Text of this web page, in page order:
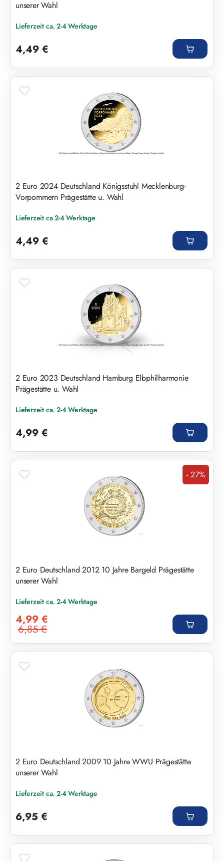
unserer Wahl
Lieferzeit ca. 2-4 Werktage
4,49 €
2 Euro 2024 Deutschland Königsstuhl Mecklenburg-
Vorpommern Prägestätte u. Wahl
Lieferzeit ca 2-4 Werktage
4,49 €
2 Euro 2023 Deutschland Hamburg Elbphilharmonie
Prägestätte u. Wahl
Lieferzeit ca. 2-4 Werktage
4,99 €
Rabatt
- 27%
2 Euro Deutschland 2012 10 Jahre Bargeld Prägestätte
unserer Wahl
Lieferzeit ca. 2-4 Werktage
4,99 €
Regulärer Preis:
6,85 €
2 Euro Deutschland 2009 10 Jahre WWU Prägestätte
unserer Wahl
Lieferzeit ca. 2-4 Werktage
6,95 €